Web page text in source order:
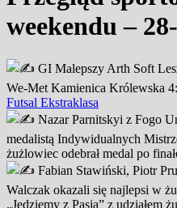
weekendu –
GI Malepszy Arth Soft
We-Met Kamienica Królewska
Futsal Ekstraklasa
Nazar Parnitskyi z Fogo
medalistą Indywidualnych
żużlowiec odebrał medal po
Fabian Stawiński, Piotr
Walczak okazali się najlepsi w
„Jedziemy z Pasją” z udziałem